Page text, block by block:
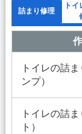
詰まり修理
トイレの詰
ンプ）
トイレの詰
ト）
ト